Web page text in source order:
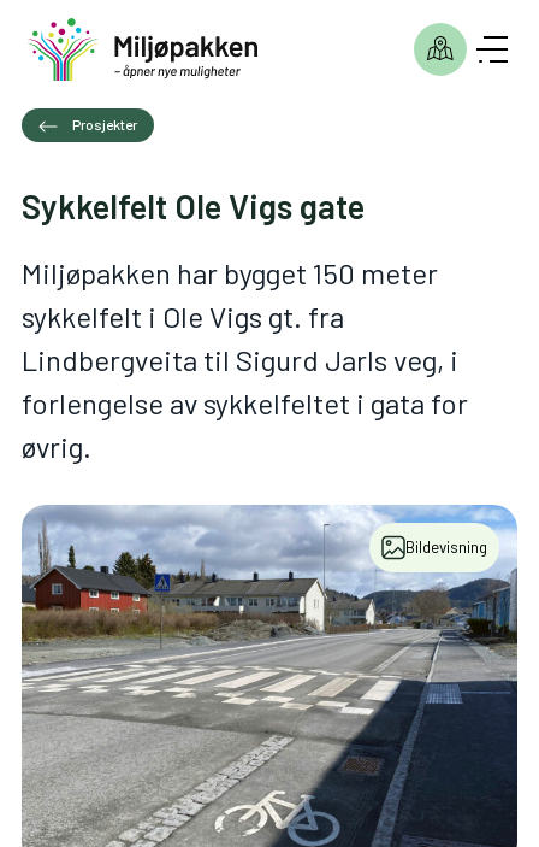
Prosjekter
Sykkelfelt Ole Vigs gate
Miljøpakken har bygget 150 meter
sykkelfelt i Ole Vigs gt. fra
Lindbergveita til Sigurd Jarls veg, i
forlengelse av sykkelfeltet i gata for
øvrig.
Bildevisning